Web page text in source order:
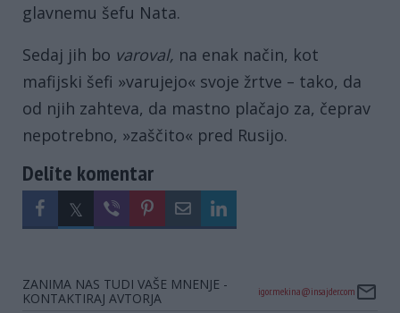
glavnemu šefu Nata.
Sedaj jih bo varoval, na enak način, kot
mafijski šefi »varujejo« svoje žrtve – tako, da
od njih zahteva, da mastno plačajo za, čeprav
nepotrebno, »zaščito« pred Rusijo.
Delite komentar
ZANIMA NAS TUDI VAŠE MNENJE -
KONTAKTIRAJ AVTORJA
igor.mekina@insajder.com